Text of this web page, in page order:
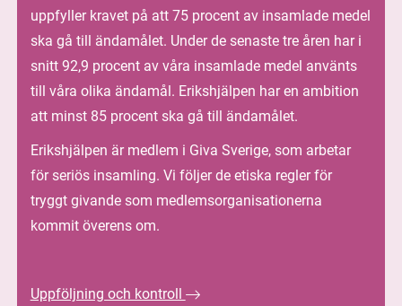
uppfyller kravet på att 75 procent av insamlade medel
ska gå till ändamålet. Under de senaste tre åren har i
snitt 92,9 procent av våra insamlade medel använts
till våra olika ändamål. Erikshjälpen har en ambition
att minst 85 procent ska gå till ändamålet.
Erikshjälpen är medlem i Giva Sverige, som arbetar
för seriös insamling. Vi följer de etiska regler för
tryggt givande som medlemsorganisationerna
kommit överens om.
Uppföljning och kontroll